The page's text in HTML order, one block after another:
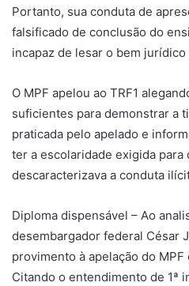
Portanto, sua conduta de
falsificado de conclusão do
incapaz de lesar o bem
O MPF apelou ao TRF1
suficientes para demonstrar a
praticada pelo apelado e
ter a escolaridade exigida
descaracterizava a conduta
Diploma dispensável – Ao
desembargador federal César
provimento à apelação do
Citando o entendimento de 1ª